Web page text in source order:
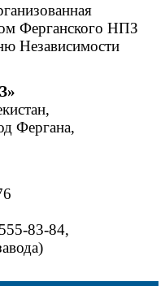
Ферганского НПЗ
Независимости
Фергана,
83-84,